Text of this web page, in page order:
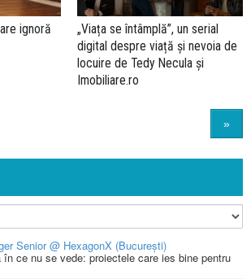
ignoră
„Viața se întâmplă”, un serial
digital despre viață și nevoia de
locuire de Tedy Necula și
Imobiliare.ro
»
Senior @ HexagonX (București)
ce nu se vede: proiectele care ies bine pentru